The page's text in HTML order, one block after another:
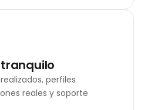
perfiles
reales y soporte